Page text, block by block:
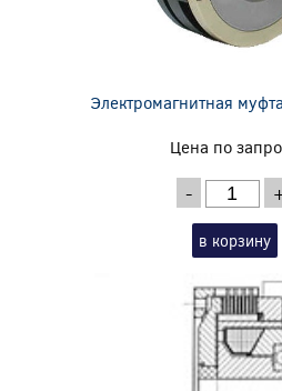
Электромагнитная
Цена по
-
в корзину